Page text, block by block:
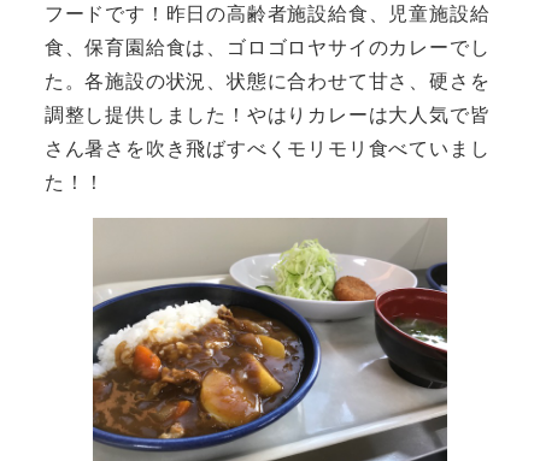
フードです！昨日の高齢者施設給食、児童施設給
食、保育園給食は、ゴロゴロヤサイのカレーでし
た。各施設の状況、状態に合わせて甘さ、硬さを
調整し提供しました！やはりカレーは大人気で皆
さん暑さを吹き飛ばすべくモリモリ食べていまし
た！！